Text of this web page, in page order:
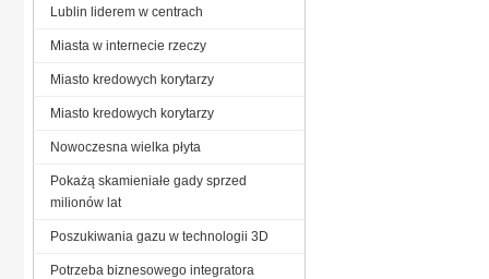
Lublin liderem w centrach
Miasta w internecie rzeczy
Miasto kredowych korytarzy
Miasto kredowych korytarzy
Nowoczesna wielka płyta
Pokażą skamieniałe gady sprzed
milionów lat
Poszukiwania gazu w technologii 3D
Potrzeba biznesowego integratora